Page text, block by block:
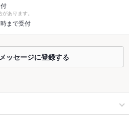
意はございませんが、お席のレイアウト等
。
すすめのカウンターがございます。
あります。
まで受付
ッセージに登録する